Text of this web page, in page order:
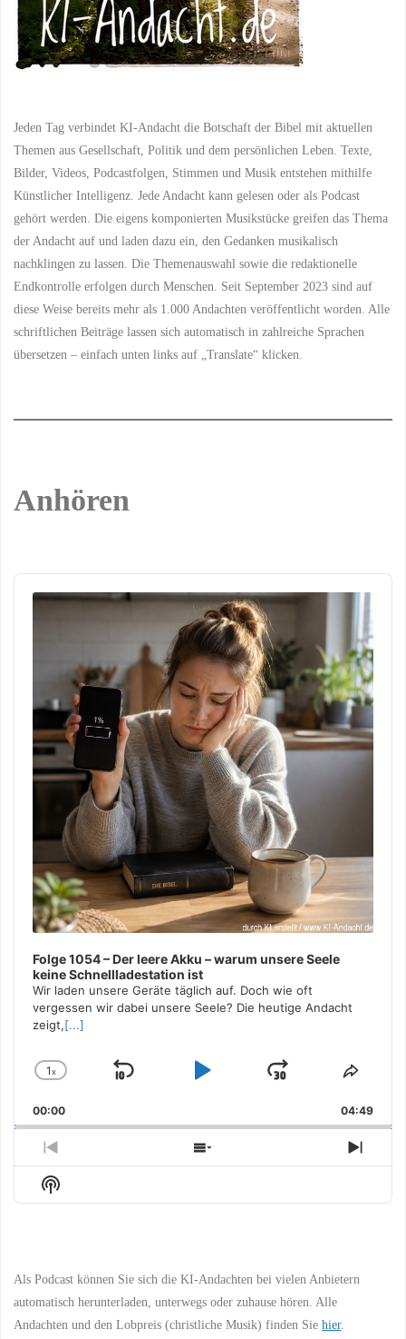
Jeden Tag verbindet KI-Andacht die Botschaft der Bibel mit aktuellen
Themen aus Gesellschaft, Politik und dem persönlichen Leben. Texte,
Bilder, Videos, Podcastfolgen, Stimmen und Musik entstehen mithilfe
Künstlicher Intelligenz. Jede Andacht kann gelesen oder als Podcast
gehört werden. Die eigens komponierten Musikstücke greifen das Thema
der Andacht auf und laden dazu ein, den Gedanken musikalisch
nachklingen zu lassen. Die Themenauswahl sowie die redaktionelle
Endkontrolle erfolgen durch Menschen. Seit September 2023 sind auf
diese Weise bereits mehr als 1.000 Andachten veröffentlicht worden. Alle
schriftlichen Beiträge lassen sich automatisch in zahlreiche Sprachen
übersetzen – einfach unten links auf „Translate“ klicken.
Anhören
Audio
Player
Folge 1054 – Der leere Akku – warum unsere Seele
keine Schnellladestation ist
Wir laden unsere Geräte täglich auf. Doch wie oft
vergessen wir dabei unsere Seele? Die heutige Andacht
zeigt,[...]
Change
Rate
1x
Skip
Play
Jump
Forward
Share
00:00 04:49
Previous
Episode
Show
Episodes
Next
Show
Podcast
Als Podcast können Sie sich die KI-Andachten bei vielen Anbietern
automatisch herunterladen, unterwegs oder zuhause hören. Alle
Andachten und den Lobpreis (christliche Musik) finden Siehier.